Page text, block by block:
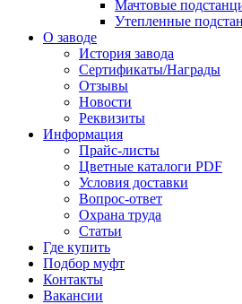
Мачтовые
Утепленные
О заводе
История завода
Сертификаты/Награды
Отзывы
Новости
Реквизиты
Информация
Прайс-листы
Цветные каталоги PDF
Условия доставки
Вопрос-ответ
Охрана труда
Статьи
Где купить
Подбор муфт
Контакты
Вакансии